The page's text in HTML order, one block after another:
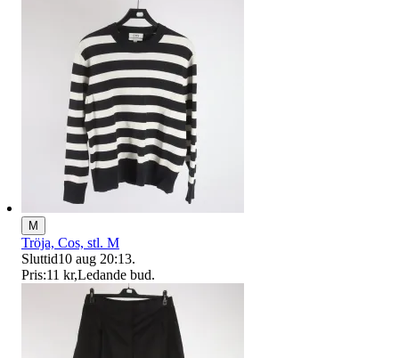
M
Tröja, Cos, stl. M
Sluttid10 aug 20:13.
Pris:11 kr,Ledande bud.